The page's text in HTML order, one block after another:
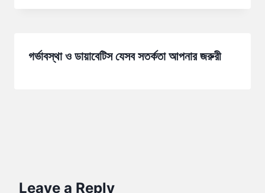
গর্ভাবস্থা ও ডায়াবেটিস যেসব সতর্কতা আপনার জরুরী
Leave a Reply